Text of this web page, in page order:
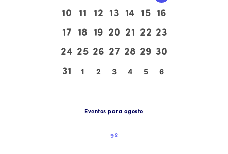
10 11 12 13 14 15 16
17 18 19 20 21 22 23
24 25 26 27 28 29 30
31
1 2 3 4 5 6
Eventos para agosto
9º